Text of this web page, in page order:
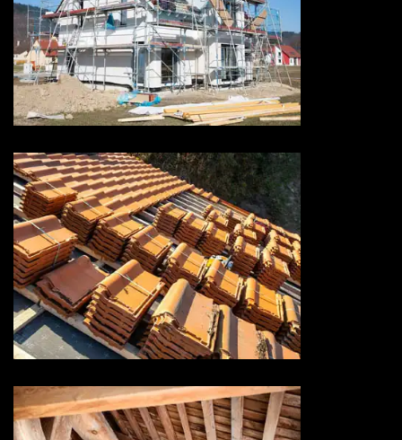
Ravalement de façade 73
Savoie
Rénovation de toiture 73
Savoie